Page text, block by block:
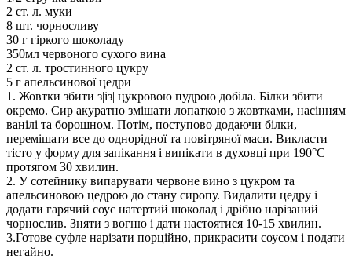
2 ст. л. муки
8 шт. чорносливу
30 г гіркого шоколаду
350мл червоного сухого вина
2 ст. л. тростинного цукру
5 г апельсинової цедри
1. Жовтки збити з|із| цукровою пудрою добіла. Білки збити
окремо. Сир акуратно змішати лопаткою з жовтками, насінням
ванілі та борошном. Потім, поступово додаючи білки,
перемішати все до однорідної та повітряної маси. Викласти
тісто у форму для запікання і випікати в духовці при 190°С
протягом 30 хвилин.
2. У сотейнику випарувати червоне вино з цукром та
апельсиновою цедрою до стану сиропу. Видалити цедру і
додати гарячий соус натертий шоколад і дрібно нарізаний
чорнослив. Зняти з вогню і дати настоятися 10-15 хвилин.
3.Готове суфле нарізати порційно, прикрасити соусом і подати
негайно.